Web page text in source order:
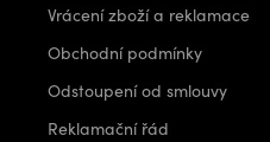
Vrácení zboží a reklamace
Obchodní podmínky
Odstoupení od smlouvy
Reklamační řád